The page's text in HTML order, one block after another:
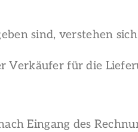
sind, verstehen
Verkäufer für die
Eingang des